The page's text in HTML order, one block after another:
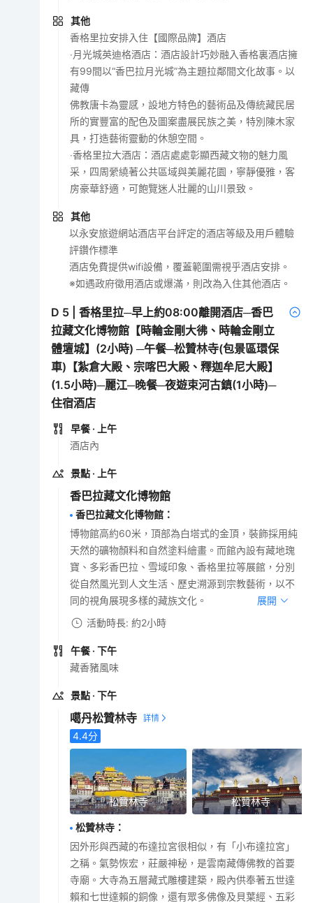
其他
香格里拉安排入住【國際品牌】酒店
‧月光城英迪格酒店：酒店設計巧妙融入香格裏酒店擁
有99間以“香巴拉月光城”為主題拉鄰間文化故事。以
藏傳
佛教唐卡為靈感，設地方特色的藝術品及傳統藏民居
所的實豐富的配色及圖案盡展民族之美，特別陳木家
具，打造藝術靈動的休憩空間。
‧香格里拉大酒店：酒店處處彰顯西藏文物的魅力風
采，四周縈繞著公共區域與美麗花園，寧靜優雅，客
房豪華舒適，可飽覽迷人壯麗的山川景致。
其他
以永安旅遊網站酒店平台評定的酒店等級及用戶體驗
評鑽作標準
酒店免費提供wifi設備，覆蓋範圍需視乎酒店安排。
※如遇政府徵用酒店或爆滿，則改為入住其他酒店。
D 5 |香格里拉─早上約08:00離開酒店─香巴
拉藏文化博物館【時輪金剛大彿、時輪金剛立
體壇城】(2小時) ─午餐─松贊林寺(包景區環保
車)【紮倉大殿、宗喀巴大殿、釋迦牟尼大殿】
(1.5小時)─麗江─晚餐─夜遊束河古鎮(1小時)─
住宿酒店
早餐 · 上午
酒店內
景點 · 上午
香巴拉藏文化博物館
香巴拉藏文化博物館 ：
博物館高約60米，頂部為白塔式的金頂，裝飾採用純
天然的礦物顏料和自然塗料繪畫。而館內設有藏地瑰
寶、多彩香巴拉、雪域印象、香格里拉等展館，分別
從自然風光到人文生活、歷史溯源到宗教藝術，以不
同的視角展現多樣的藏族文化。
展開
活動時長: 約2小時
午餐 · 下午
藏香豬風味
景點 · 下午
噶丹松贊林寺
4.4分
松贊林寺 松贊林寺
松贊林寺 ：
因外形與西藏的布達拉宮很相似，有「小布達拉宮」
之稱。氣勢恢宏，莊嚴神秘，是雲南藏傳佛教的首要
寺廟。大寺為五層藏式雕樓建築，殿內供奉著五世達
賴和七世達賴的銅像，還有眾多佛像及貝葉經、五彩